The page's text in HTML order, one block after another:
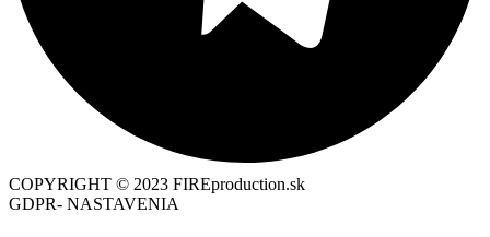
COPYRIGHT © 2023 FIREproduction.sk
GDPR- NASTAVENIA